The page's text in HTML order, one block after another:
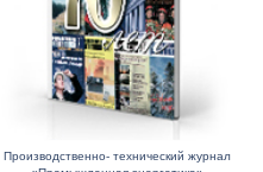
Производственно- технический журнал